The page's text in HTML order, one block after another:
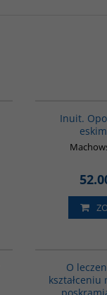
Inuit.
O
kształceniu